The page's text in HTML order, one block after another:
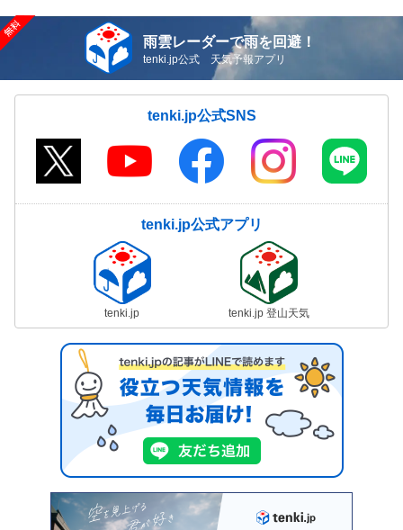
雨雲レーダーで雨を回避！
tenki.jp公式 天気予報アプリ
tenki.jp公式SNS
tenki.jp公式アプリ
tenki.jp tenki.jp 登山天気